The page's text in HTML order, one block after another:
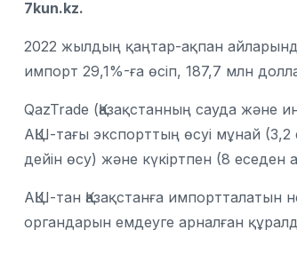
7kun.kz.
2022 жылдың қаңтар-ақпан
импорт 29,1%-ға өсіп, 187,7 млн
QazTrade (Қазақстанның сауда және
АҚШ-тағы экспорттың өсуі мұнай
дейін өсу) және күкіртпен (8
АҚШ-тан Қазақстанға импортталатын
органдарын емдеуге арналған